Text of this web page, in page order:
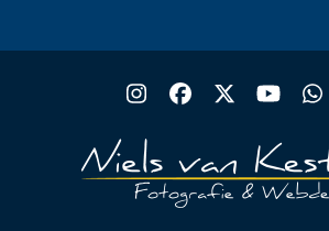
Instagram
Facebook
Twitter